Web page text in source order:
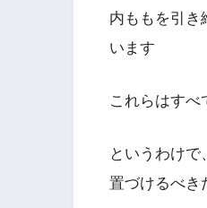
内ももを引き
います
これらはす
というわけで、
置づけるべき